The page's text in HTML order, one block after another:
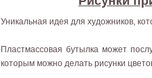
Уникальная идея для художников,
Пластмассовая бутылка может
которым можно делать рисунки